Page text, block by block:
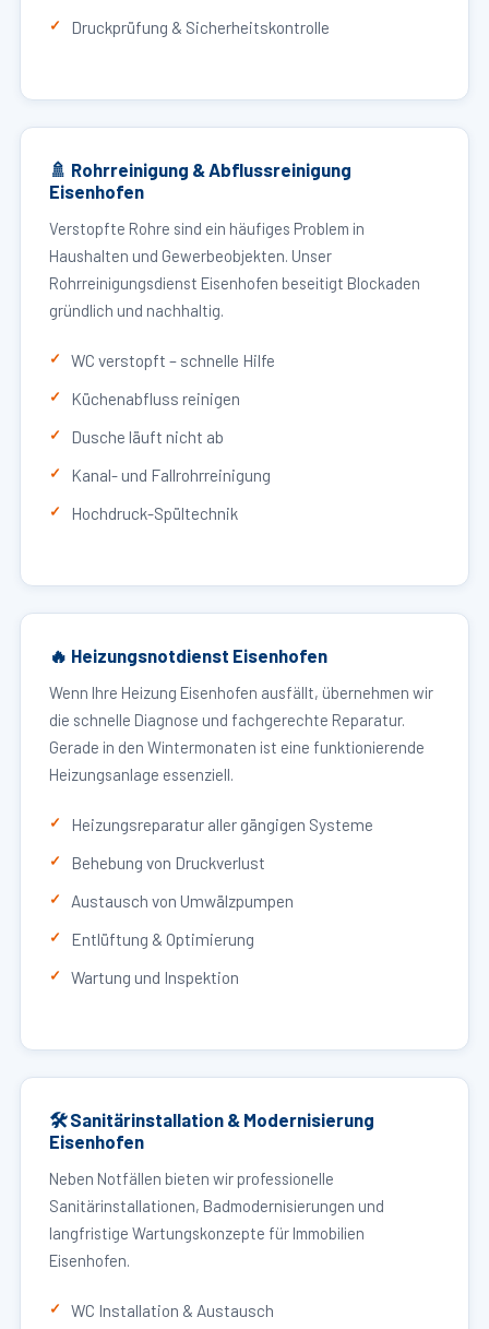
Druckprüfung & Sicherheitskontrolle
🚿 Rohrreinigung & Abflussreinigung
Eisenhofen
Verstopfte Rohre sind ein häufiges Problem in
Haushalten und Gewerbeobjekten. Unser
Rohrreinigungsdienst Eisenhofen beseitigt Blockaden
gründlich und nachhaltig.
WC verstopft – schnelle Hilfe
Küchenabfluss reinigen
Dusche läuft nicht ab
Kanal- und Fallrohrreinigung
Hochdruck-Spültechnik
🔥 Heizungsnotdienst Eisenhofen
Wenn Ihre Heizung Eisenhofen ausfällt, übernehmen wir
die schnelle Diagnose und fachgerechte Reparatur.
Gerade in den Wintermonaten ist eine funktionierende
Heizungsanlage essenziell.
Heizungsreparatur aller gängigen Systeme
Behebung von Druckverlust
Austausch von Umwälzpumpen
Entlüftung & Optimierung
Wartung und Inspektion
🛠 Sanitärinstallation & Modernisierung
Eisenhofen
Neben Notfällen bieten wir professionelle
Sanitärinstallationen, Badmodernisierungen und
langfristige Wartungskonzepte für Immobilien
Eisenhofen.
WC Installation & Austausch